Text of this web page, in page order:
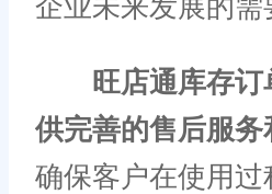
企业未来发展的需
旺店通库存
供完善的售后服
确保客户在使用